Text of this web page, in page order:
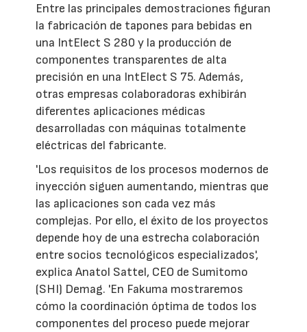
Entre las principales demostraciones figuran
la fabricación de tapones para bebidas en
una IntElect S 280 y la producción de
componentes transparentes de alta
precisión en una IntElect S 75. Además,
otras empresas colaboradoras exhibirán
diferentes aplicaciones médicas
desarrolladas con máquinas totalmente
eléctricas del fabricante.
'Los requisitos de los procesos modernos de
inyección siguen aumentando, mientras que
las aplicaciones son cada vez más
complejas. Por ello, el éxito de los proyectos
depende hoy de una estrecha colaboración
entre socios tecnológicos especializados',
explica Anatol Sattel, CEO de Sumitomo
(SHI) Demag. 'En Fakuma mostraremos
cómo la coordinación óptima de todos los
componentes del proceso puede mejorar